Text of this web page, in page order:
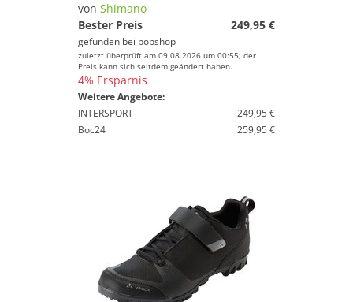
von Shimano
Bester Preis
249,95 €
gefunden bei bobshop
zuletzt überprüft am 09.08.2026 um 00:55; der
Preis kann sich seitdem geändert haben.
4% Ersparnis
Weitere Angebote:
INTERSPORT
249,95 €
Boc24
259,95 €